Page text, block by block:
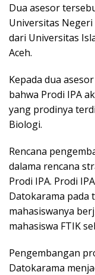
Dua asesor
Universitas Negeri
dari Universitas
Aceh.
Kepada dua
bahwa Prodi IPA
yang prodinya
Biologi.
Rencana
dalama rencana
Prodi IPA. Prodi
Datokarama pada
mahasiswanya
mahasiswa FTIK
Pengembangan
Datokarama